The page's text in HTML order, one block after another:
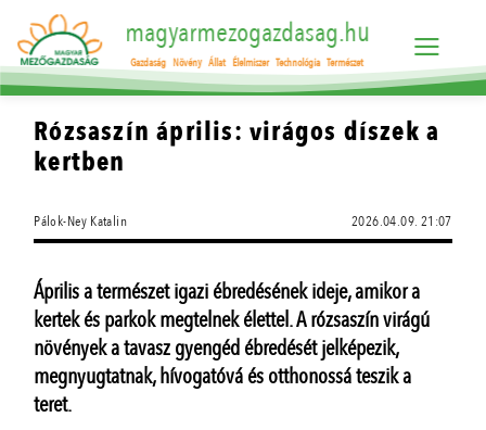
magyarmezogazdasag.hu
Gazdaság Növény Állat Élelmiszer Technológia Természet
Rózsaszín április: virágos díszek a
kertben
Pálok-Ney Katalin 2026.04.09. 21:07
Április a természet igazi ébredésének ideje, amikor a
kertek és parkok megtelnek élettel. A rózsaszín virágú
növények a tavasz gyengéd ébredését jelképezik,
megnyugtatnak, hívogatóvá és otthonossá teszik a
teret.